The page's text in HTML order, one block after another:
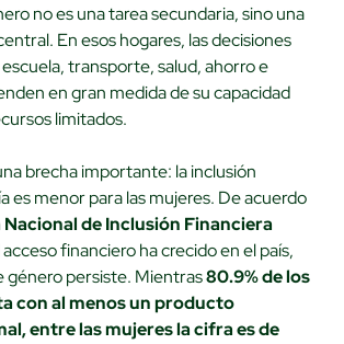
no es una tarea secundaria, sino una
En esos hogares, las decisiones
transporte, salud, ahorro e
en gran medida de su capacidad
limitados.
brecha importante: la inclusión
es menor para las mujeres. De acuerdo
de Inclusión Financiera
acceso financiero ha crecido en el país,
género persiste. Mientras80.9% de los
con al menos un producto
entre las mujeres la cifra es de